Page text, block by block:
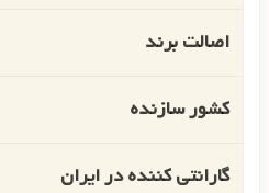
اصالت برند
کشور سازنده
گارانتی کننده در ایران